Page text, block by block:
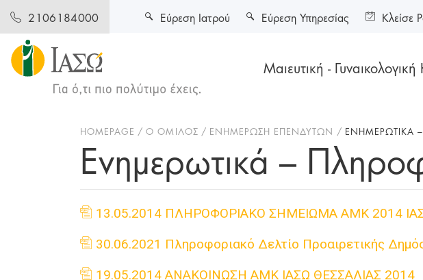
2106184000
Μαιευτική - Γυναικολογική
Εύρεση Ιατρού Εύρεση Υπηρεσίας Κλείσε
HOMEPAGE Ο ΌΜΙΛΟΣ ΕΝΗΜΈΡΩΣΗ ΕΠΕΝΔΥΤΏΝ ΕΝΗΜΕΡΩΤΙΚΆ
Ενημερωτικά –
13.05.2014 ΠΛΗΡΟΦΟΡΙΑΚΟ ΣΗΜΕΙΩΜΑ ΑΜΚ 2014
30.06.2021 Πληροφοριακό Δελτίο Προαιρετικής
19.05.2014 ΑΝΑΚΟΙΝΩΣΗ ΑΜΚ ΙΑΣΩ ΘΕΣΣΑΛΙΑΣ 2014